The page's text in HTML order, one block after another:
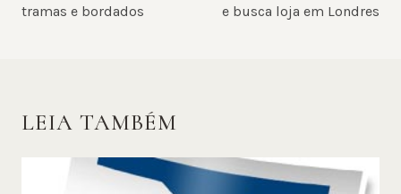
tramas e bordados
e busca loja em Londres
LEIA TAMBÉM